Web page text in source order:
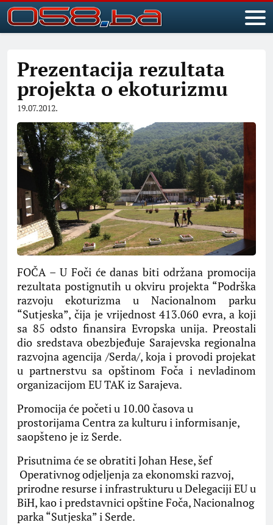
Prezentacija rezultata
projekta o ekoturizmu
19.07.2012.
FOČA – U Foči će danas biti održana promocija
rezultata postignutih u okviru projekta “Podrška
razvoju ekoturizma u Nacionalnom parku
“Sutjeska”, čija je vrijednost 413.060 evra, a koji
sa 85 odsto finansira Evropska unija. Preostali
dio sredstava obezbjeđuje Sarajevska regionalna
razvojna agencija /Serda/, koja i provodi projekat
u partnerstvu sa opštinom Foča i nevladinom
organizacijom EU TAK iz Sarajeva.
Promocija će početi u 10.00 časova u
prostorijama Centra za kulturu i informisanje,
saopšteno je iz Serde.
Prisutnima će se obratiti Johan Hese, šef
Operativnog odjeljenja za ekonomski razvoj,
prirodne resurse i infrastrukturu u Delegaciji EU u
BiH, kao i predstavnici opštine Foča, Nacionalnog
parka “Sutjeska” i Serde.